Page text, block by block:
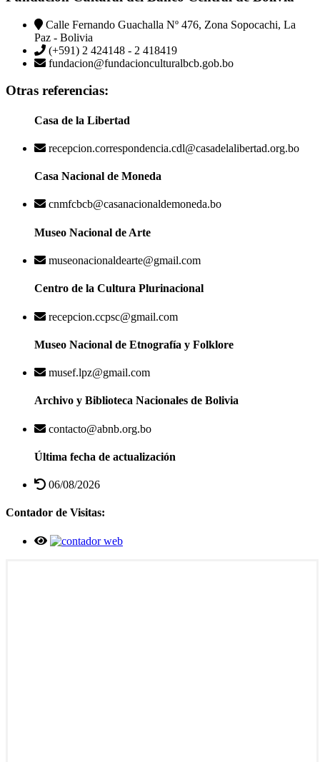
Calle Fernando Guachalla Nº 476, Zona Sopocachi, La
Paz - Bolivia
(+591) 2 424148 - 2 418419
fundacion@fundacionculturalbcb.gob.bo
Otras referencias:
Casa de la Libertad
recepcion.correspondencia.cdl@casadelalibertad.org.bo
Casa Nacional de Moneda
cnmfcbcb@casanacionaldemoneda.bo
Museo Nacional de Arte
museonacionaldearte@gmail.com
Centro de la Cultura Plurinacional
recepcion.ccpsc@gmail.com
Museo Nacional de Etnografía y Folklore
musef.lpz@gmail.com
Archivo y Biblioteca Nacionales de Bolivia
contacto@abnb.org.bo
Última fecha de actualización
06/08/2026
Contador de Visitas: